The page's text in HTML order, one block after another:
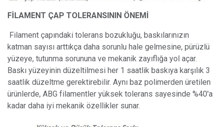
FİLAMENT ÇAP TOLERANSININ ÖNEMİ
Filament çapındaki tolerans bozukluğu, baskılarınızın
katman sayısı arttıkça daha sorunlu hale gelmesine, pürüzlü
yüzeye, tutunma sorununa ve mekanik zayıflığa yol açar.
Baskı yüzeyinin düzeltilmesi her 1 saatlik baskıya karşılık 3
saatlik düzeltme gerektirebilir. Aynı baz polimerden üretilen
ürünlerde, ABG filamentler yüksek tolerans sayesinde %40'a
kadar daha iyi mekanik özellikler sunar.